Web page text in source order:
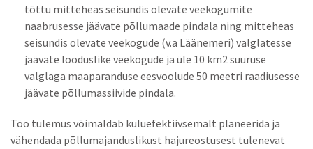
tõttu mitteheas seisundis olevate veekogumite
naabrusesse jäävate põllumaade pindala ning mitteheas
seisundis olevate veekogude (v.a Läänemeri) valglatesse
jäävate looduslike veekogude ja üle 10 km2 suuruse
valglaga maaparanduse eesvoolude 50 meetri raadiusesse
jäävate põllumassiivide pindala.
Töö tulemus võimaldab kuluefektiivsemalt planeerida ja
vähendada põllumajanduslikust hajureostusest tulenevat